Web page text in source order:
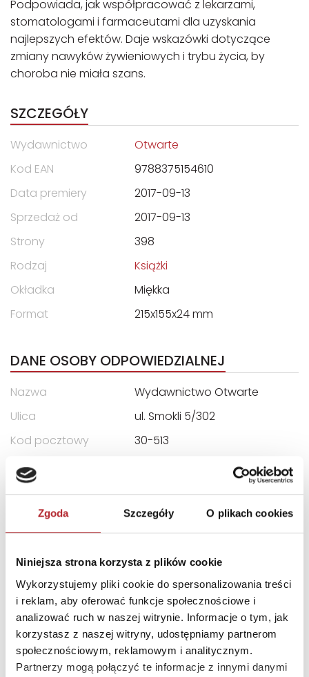
Zgoda Szczegóły O plikach cookies
Niniejsza strona korzysta z plików cookie
Wykorzystujemy pliki cookie do spersonalizowania treści
i reklam, aby oferować funkcje społecznościowe i
analizować ruch w naszej witrynie. Informacje o tym, jak
korzystasz z naszej witryny, udostępniamy partnerom
społecznościowym, reklamowym i analitycznym.
Partnerzy mogą połączyć te informacje z innymi danymi
Podpowiada, jak współpracować z lekarzami,
stomatologami i farmaceutami dla uzyskania
najlepszych efektów. Daje wskazówki dotyczące
zmiany nawyków żywieniowych i trybu życia, by
choroba nie miała szans.
SZCZEGÓŁY
Wydawnictwo
Otwarte
Kod EAN
9788375154610
Data premiery
2017-09-13
Sprzedaż od
2017-09-13
Strony
398
Rodzaj
Książki
Okładka
Miękka
Format
215x155x24 mm
DANE OSOBY ODPOWIEDZIALNEJ
Nazwa
Wydawnictwo Otwarte
Ulica
ul. Smokli 5/302
Kod pocztowy
30-513
Miasto
E-mail
INNI KLIENCI KUPOWALI